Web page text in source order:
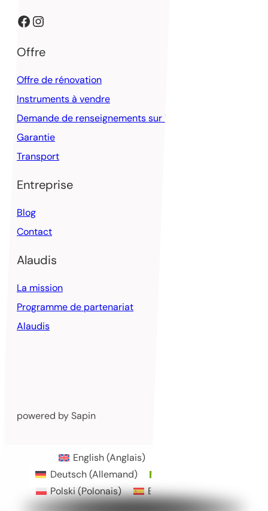
Facebook Instagram
Offre
Offre de rénovation
Instruments à vendre
Demande de renseignements sur les rénovations
Garantie
Transport
Entreprise
Blog
Contact
Alaudis
La mission
Programme de partenariat
Alaudis
powered by Sapin
English(Anglais)
Deutsch(Allemand)
Polski(Polonais) Español(Espagnol